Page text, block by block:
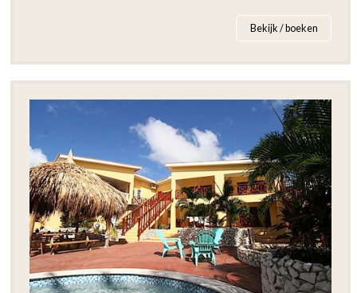
Bekijk / boeken